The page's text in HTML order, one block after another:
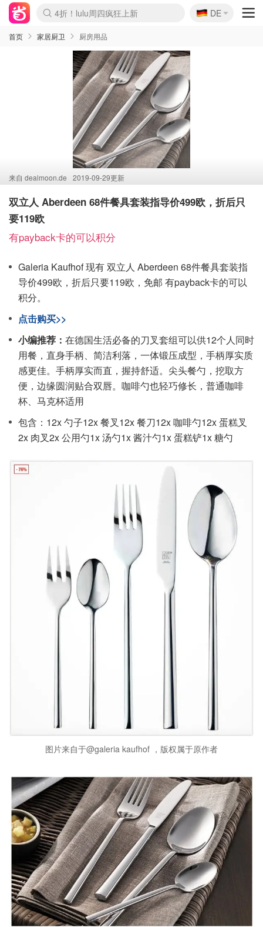
Boticinal 夏促开抢！
4折！lulu周四疯狂上新
还没结束！&OtherStories大促
Joybuy变相75折 随时失效
速领！Stanley独家85折
疑似霸哥！Camper额外叠85折
Zalando 奥莱闪促！每日更新
Moncler反季囤！5折起+叠9折
Coach Brooklyn仅€192
🇩🇪
DE
首页 家居厨卫 厨房用品
来自 dealmoon.de 2019-09-29更新
双立人 Aberdeen 68件餐具套装指导价499欧，折后只
要119欧
有payback卡的可以积分
Galeria Kaufhof 现有 双立人 Aberdeen 68件餐具套装指
导价499欧，折后只要119欧，免邮 有payback卡的可以
积分。
点击购买>>
小编推荐： 在德国生活必备的刀叉套组可以供12个人同时
用餐，直身手柄、简洁利落，一体锻压成型，手柄厚实质
感更佳。手柄厚实而直，握持舒适。尖头餐勺，挖取方
便，边缘圆润贴合双唇。咖啡勺也轻巧修长，普通咖啡
杯、马克杯适用
包含： 12x 勺子12x 餐叉12x 餐刀12x 咖啡勺12x 蛋糕叉
2x 肉叉2x 公用勺1x 汤勺1x 酱汁勺1x 蛋糕铲1x 糖勺
图片来自于@galeria kaufhof ，版权属于原作者